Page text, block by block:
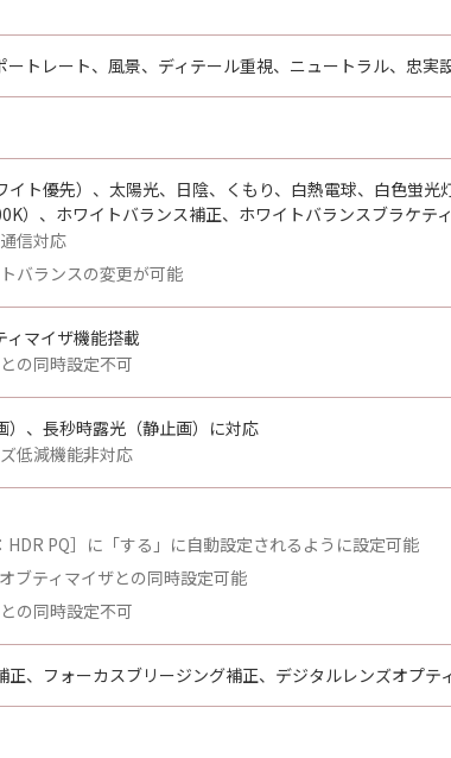
ートレート、風景、ディテール重視、ニュートラル、忠実
イト優先）、太陽光、日陰、くもり、白熱電球、白色蛍
）、ホワイトバランス補正、ホワイトバランスブラケテ
信対応
バランスの変更が可能
ィマイザ機能搭載
の同時設定不可
）、長秒時露光（静止画）に対応
低減機能非対応
HDR PQ］に「する」に自動設定されるように設定可能
ブティマイザとの同時設定可能
の同時設定不可
正、フォーカスブリージング補正、デジタルレンズオプテ